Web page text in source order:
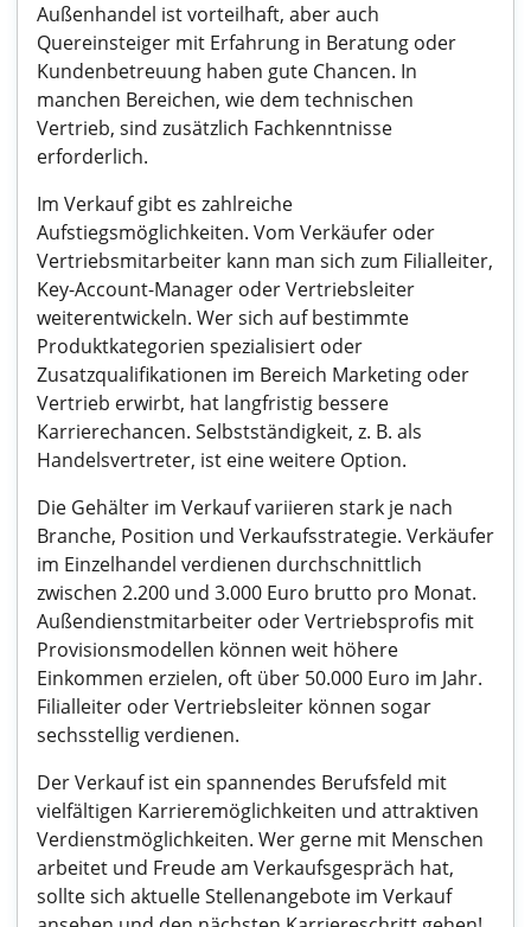
Außenhandel ist vorteilhaft, aber auch
Quereinsteiger mit Erfahrung in Beratung oder
Kundenbetreuung haben gute Chancen. In
manchen Bereichen, wie dem technischen
Vertrieb, sind zusätzlich Fachkenntnisse
erforderlich.
Im Verkauf gibt es zahlreiche
Aufstiegsmöglichkeiten. Vom Verkäufer oder
Vertriebsmitarbeiter kann man sich zum Filialleiter,
Key-Account-Manager oder Vertriebsleiter
weiterentwickeln. Wer sich auf bestimmte
Produktkategorien spezialisiert oder
Zusatzqualifikationen im Bereich Marketing oder
Vertrieb erwirbt, hat langfristig bessere
Karrierechancen. Selbstständigkeit, z. B. als
Handelsvertreter, ist eine weitere Option.
Die Gehälter im Verkauf variieren stark je nach
Branche, Position und Verkaufsstrategie. Verkäufer
im Einzelhandel verdienen durchschnittlich
zwischen 2.200 und 3.000 Euro brutto pro Monat.
Außendienstmitarbeiter oder Vertriebsprofis mit
Provisionsmodellen können weit höhere
Einkommen erzielen, oft über 50.000 Euro im Jahr.
Filialleiter oder Vertriebsleiter können sogar
sechsstellig verdienen.
Der Verkauf ist ein spannendes Berufsfeld mit
vielfältigen Karrieremöglichkeiten und attraktiven
Verdienstmöglichkeiten. Wer gerne mit Menschen
arbeitet und Freude am Verkaufsgespräch hat,
sollte sich aktuelle Stellenangebote im Verkauf